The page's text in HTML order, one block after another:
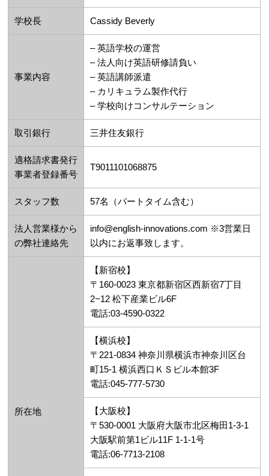
学校長 Cassidy Beverly
事業内容
– 英語学校の運営
– 法人向け英語研修請負い
– 英語講師派遣
– カリキュラム製作代行
– 学校向けコンサルテーション
取引銀行 三井住友銀行
適格請求書発行
事業者登録番号
T9011101068875
スタッフ数 57名（パートタイム含む）
法人営業様から
の弊社連絡先
info@english-innovations.com ※3営業日
以内にお返事致します。
所在地
【新宿校】
〒160-0023 東京都新宿区西新宿7丁目
2−12 松下産業ビル6F
電話:03-4590-0322
【横浜校】
〒221-0834 神奈川県横浜市神奈川区台
町15-1 横浜西口ＫＳビル本館3F
電話:045-777-5730
【大阪校】
〒530-0001 大阪府大阪市北区梅田1-3-1
大阪駅前第1ビル11F 1-1-1号
電話:06-7713-2108